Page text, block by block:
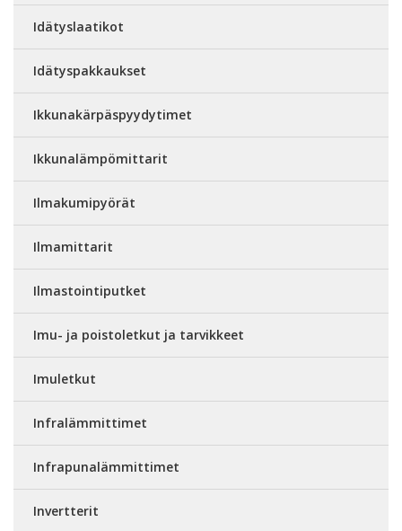
Idätyslaatikot
Idätyspakkaukset
Ikkunakärpäspyydytimet
Ikkunalämpömittarit
Ilmakumipyörät
Ilmamittarit
Ilmastointiputket
Imu- ja poistoletkut ja tarvikkeet
Imuletkut
Infralämmittimet
Infrapunalämmittimet
Invertterit